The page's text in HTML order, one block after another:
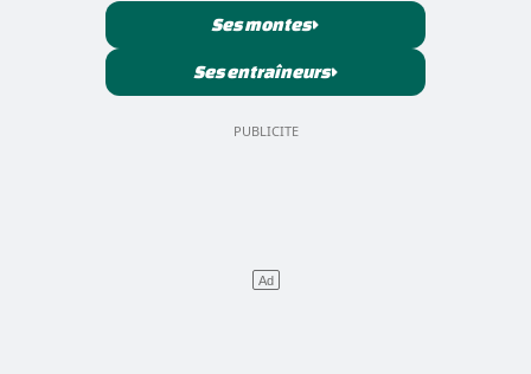
Ses montes
Ses entraîneurs